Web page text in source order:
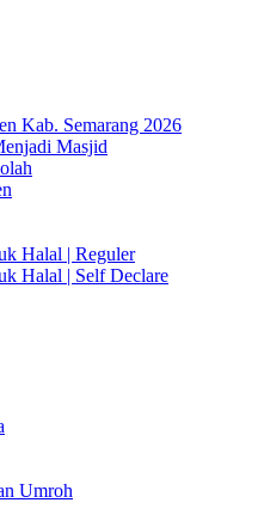
Kab. Semarang 2026
Masjid
Halal | Reguler
Halal | Self Declare
Umroh